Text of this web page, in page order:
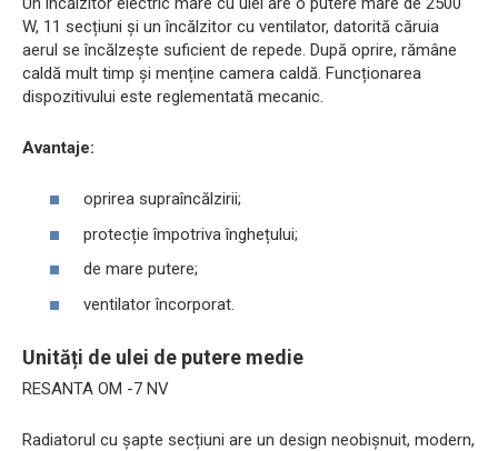
W, 11 secțiuni și un încălzitor cu ventilator, datorită căruia
aerul se încălzește suficient de repede. După oprire, rămâne
caldă mult timp și menține camera caldă. Funcționarea
dispozitivului este reglementată mecanic.
Avantaje:
oprirea supraîncălzirii;
protecție împotriva înghețului;
de mare putere;
ventilator încorporat.
Unități de ulei de putere medie
RESANTA OM -7 NV
Radiatorul cu șapte secțiuni are un design neobișnuit, modern,